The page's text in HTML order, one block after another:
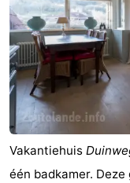
Vakantiehuis
één badkamer.